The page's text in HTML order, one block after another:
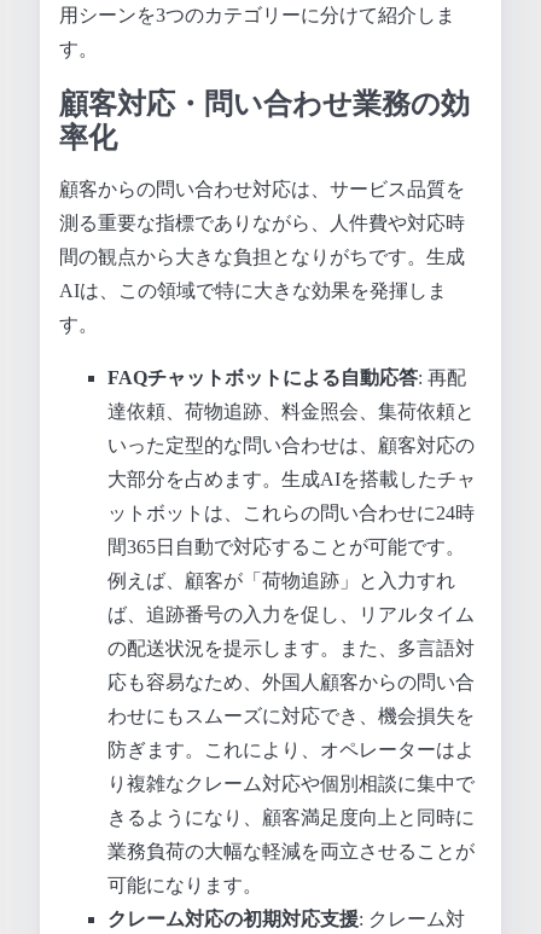
用シーンを3つのカテゴリーに分けて紹介しま
す。
顧客対応・問い合わせ業務の効
率化
顧客からの問い合わせ対応は、サービス品質を
測る重要な指標でありながら、人件費や対応時
間の観点から大きな負担となりがちです。生成
AIは、この領域で特に大きな効果を発揮しま
す。
FAQチャットボットによる自動応答: 再配
達依頼、荷物追跡、料金照会、集荷依頼と
いった定型的な問い合わせは、顧客対応の
大部分を占めます。生成AIを搭載したチャ
ットボットは、これらの問い合わせに24時
間365日自動で対応することが可能です。
例えば、顧客が「荷物追跡」と入力すれ
ば、追跡番号の入力を促し、リアルタイム
の配送状況を提示します。また、多言語対
応も容易なため、外国人顧客からの問い合
わせにもスムーズに対応でき、機会損失を
防ぎます。これにより、オペレーターはよ
り複雑なクレーム対応や個別相談に集中で
きるようになり、顧客満足度向上と同時に
業務負荷の大幅な軽減を両立させることが
可能になります。
クレーム対応の初期対応支援: クレーム対